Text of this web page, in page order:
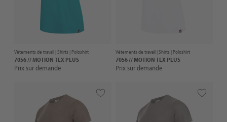
Vêtements de travail |Shirts | Poloshirt
7056 // MOTION TEX PLUS
Prix sur demande
Vêtements de travail |Shirts | Poloshirt
7056 // MOTION TEX PLUS
Prix sur demande